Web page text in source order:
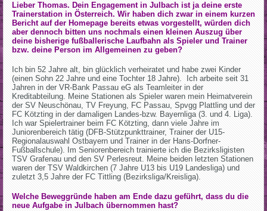
Lieber Thomas. Dein Engagement in Julbach ist ja deine erste
Trainerstation in Österreich. Wir haben dich zwar in einem kurzen
Bericht auf der Homepage bereits etwas vorgestellt, würden dich
aber dennoch bitten uns nochmals einen kleinen Auszug über
deine bisherige fußballerische Laufbahn als Spieler und Trainer
bzw. deine Person im Allgemeinen zu geben?
Ich bin 52 Jahre alt, bin glücklich verheiratet und habe zwei Kinder
(einen Sohn 22 Jahre und eine Tochter 18 Jahre). Ich arbeite seit 31
Jahren in der VR-Bank Passau eG als Teamleiter in der
Kreditabteilung. Meine Stationen als Spieler waren mein Heimatverein
der SV Neuschönau, TV Freyung, FC Passau, Spvgg Plattling und der
FC Kötzting in der damaligen Landes-bzw. Bayernliga (3. und 4. Liga).
Ich war Spielertrainer beim FC Kötzting, dann viele Jahre im
Juniorenbereich tätig (DFB-Stützpunkttrainer, Trainer der U15-
Regionalauswahl Ostbayern und Trainer in der Hans-Dorfner-
Fußballschule). Im Seniorenbereich trainierte ich die Bezirksligisten
TSV Grafenau und den SV Perlesreut. Meine beiden letzten Stationen
waren der TSV Waldkirchen (7 Jahre U13 bis U19 Landesliga) und
zuletzt 3,5 Jahre der FC Tittling (Bezirksliga/Kreisliga).
Welche Beweggründe haben am Ende dazu geführt, dass du die
neue Aufgabe in Julbach übernommen hast?